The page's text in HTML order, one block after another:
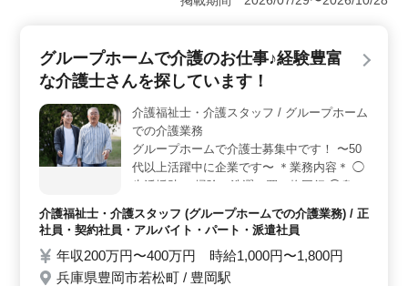
内科、消化器科、循環器科などの診療所での勤務であ
セス良好＞ 鳥取駅から車での通勤が可能であり、通勤
手当も支給されます。また、車での通勤が難しい方にも
です。働く環境において、交通の利便性が確保されてい
ます。 ＜多彩な業務内容＞ 医療事務の業務に加
え、受付や会計、電話対応、カルテやレセプトの作成、
介護保険請求業務、診療補助など、多岐にわたる業務を
担当しています。これまでの経験を活かし、幅広い業務
グループホームで介護のお仕事♪経験豊富
な介護士さんを探しています！
介護福祉士・介護スタッフ / グループホーム
での介護業務
グループホームで介護士募集中です！ 〜50
代以上活躍中に企業です〜 ＊業務内容＊ ◯
生活援助 ・掃除、洗濯、買い物同行 ◯身体
者の健康管理 ◯レクリエーション ◯ケアプ
ランの作成 など ＊備考＊ ◯社会保険完備
◯交通費支給 ◯長期勤務可能 ◯駅チカ ◯車
通勤可能 経験豊富な人材を探しています！
介護福祉士・介護スタッフ (グループホームでの介護業務) / 正
社員・契約社員・アルバイト・パート・派遣社員
年収200万円〜400万円 時給1,000円〜1,800円
兵庫県豊岡市若松町 / 豊岡駅